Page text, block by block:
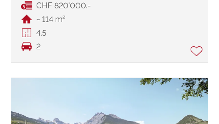
CHF 820'000.-
~ 114 m²
4.5
2